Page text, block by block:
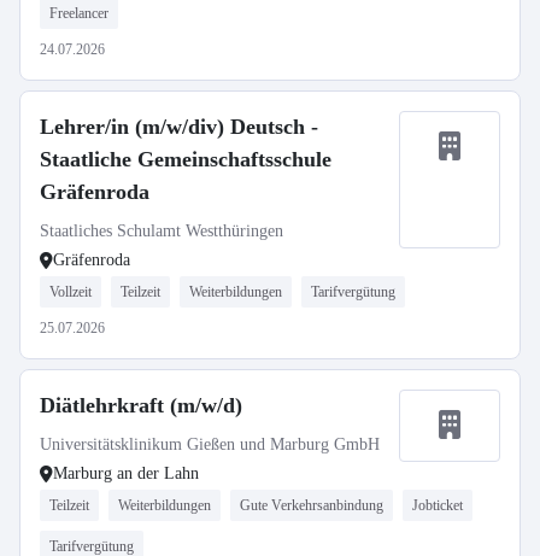
Freelancer
24.07.2026
Lehrer/in (m/w/div) Deutsch -
Staatliche Gemeinschaftsschule
Gräfenroda
Staatliches Schulamt Westthüringen
Gräfenroda
Vollzeit Teilzeit Weiterbildungen Tarifvergütung
25.07.2026
Diätlehrkraft (m/w/d)
Universitätsklinikum Gießen und Marburg GmbH
Marburg an der Lahn
Teilzeit Weiterbildungen Gute Verkehrsanbindung Jobticket
Tarifvergütung